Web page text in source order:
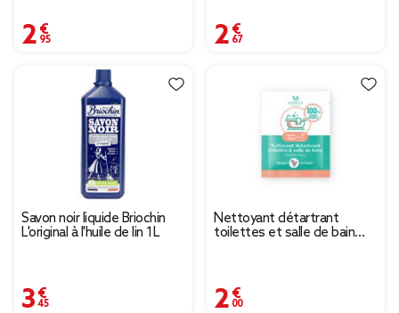
2,95 € 2,67 €
Savon noir liquide Briochin
L'original à l'huile de lin 1L
3,45 €
Nettoyant détartrant
toilettes et salle de bain
2,00 €